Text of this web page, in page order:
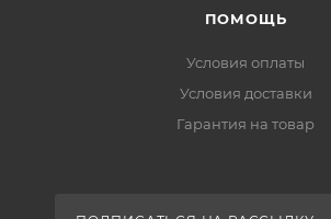
ПОМОЩЬ
Условия оплаты
Условия доставки
Гарантия на товар